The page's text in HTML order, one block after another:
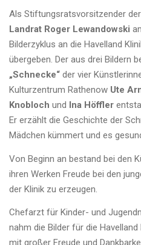
Als Stiftungsratsvorsitzender der
Landrat Roger Lewandowski
Bilderzyklus an die Havelland
übergeben. Der aus drei Bildern
„Schnecke“ der vier
Kulturzentrum Rathenow Ute
Knobloch und Ina Höffler
Er erzählt die Geschichte der
Mädchen kümmert und es
Von Beginn an bestand bei den
ihren Werken Freude bei den
der Klinik zu erzeugen.
Chefarzt für Kinder- und
nahm die Bilder für die